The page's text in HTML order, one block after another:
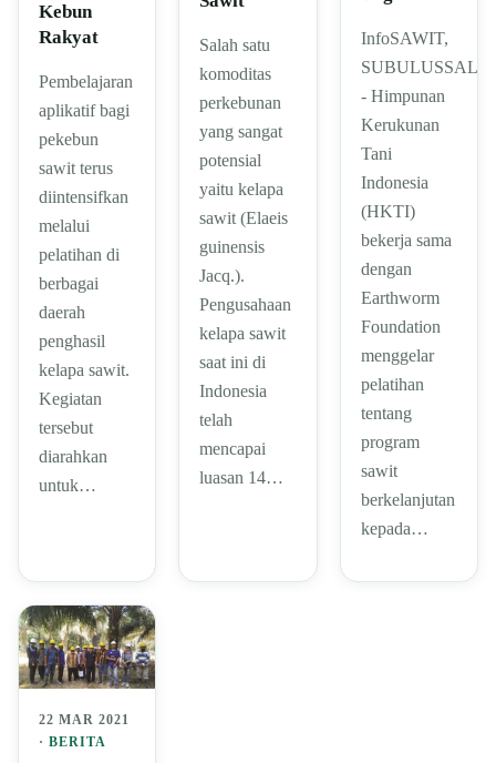
Kebun
Rakyat
Pembelajaran
aplikatif bagi
pekebun
sawit terus
diintensifkan
melalui
pelatihan di
berbagai
daerah
penghasil
kelapa sawit.
Kegiatan
tersebut
diarahkan
untuk…
Salah satu
komoditas
perkebunan
yang sangat
potensial
yaitu kelapa
sawit (Elaeis
guinensis
Jacq.).
Pengusahaan
kelapa sawit
saat ini di
Indonesia
telah
mencapai
luasan 14…
InfoSAWIT,
- Himpunan
Kerukunan
Tani
Indonesia
(HKTI)
bekerja sama
dengan
Earthworm
Foundation
menggelar
pelatihan
tentang
program
sawit
berkelanjutan
kepada…
22 MAR 2021
· BERITA